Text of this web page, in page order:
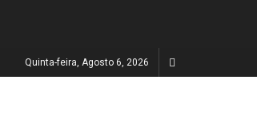
Quinta-feira, Agosto 6, 2026